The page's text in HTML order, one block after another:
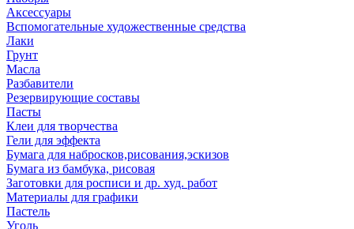
Аксессуары
Вспомогательные художественные средства
Лаки
Грунт
Масла
Разбавители
Резервирующие составы
Пасты
Клеи для творчества
Гели для эффекта
Бумага для набросков,рисования,эскизов
Бумага из бамбука, рисовая
Заготовки для росписи и др. худ. работ
Материалы для графики
Пастель
Уголь